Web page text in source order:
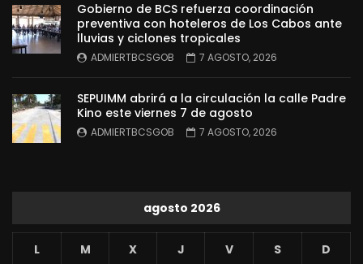
Gobierno de BCS refuerza coordinación
preventiva con hoteleros de Los Cabos ante
lluvias y ciclones tropicales
ADMIERTBCSGOB 7 AGOSTO, 2026
SEPUIMM abrirá a la circulación la calle Padre
Kino este viernes 7 de agosto
ADMIERTBCSGOB 7 AGOSTO, 2026
agosto 2026
L M X J V S D